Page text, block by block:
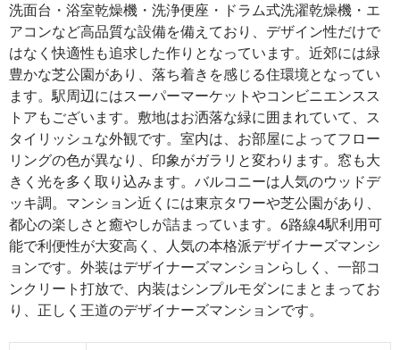
洗面台・浴室乾燥機・洗浄便座・ドラム式洗濯乾燥機・エ
アコンなど高品質な設備を備えており、デザイン性だけで
はなく快適性も追求した作りとなっています。近郊には緑
豊かな芝公園があり、落ち着きを感じる住環境となってい
ます。駅周辺にはスーパーマーケットやコンビニエンスス
トアもございます。敷地はお洒落な緑に囲まれていて、ス
タイリッシュな外観です。室内は、お部屋によってフロー
リングの色が異なり、印象がガラリと変わります。窓も大
きく光を多く取り込みます。バルコニーは人気のウッドデ
ッキ調。マンション近くには東京タワーや芝公園があり、
都心の楽しさと癒やしが詰まっています。6路線4駅利用可
能で利便性が大変高く、人気の本格派デザイナーズマンシ
ョンです。外装はデザイナーズマンションらしく、一部コ
ンクリート打放で、内装はシンプルモダンにまとまってお
り、正しく王道のデザイナーズマンションです。